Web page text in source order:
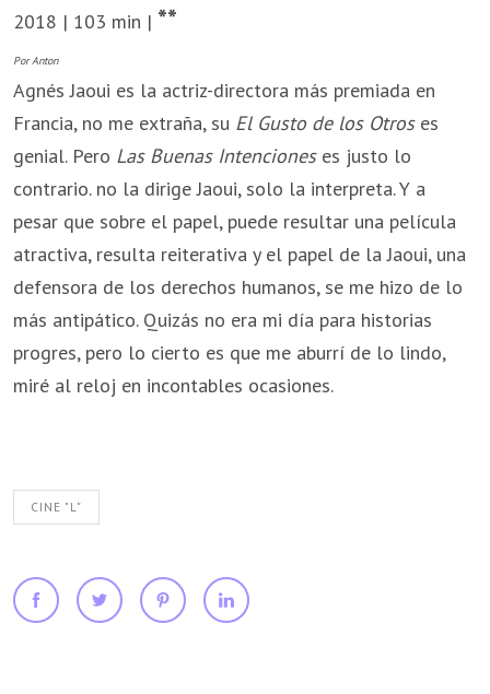
2018 | 103 min | **
Por Anton
Agnés Jaoui es la actriz-directora más premiada en
Francia, no me extraña, su El Gusto de los Otros es
genial. Pero Las Buenas Intencioneses justo lo
contrario. no la dirige Jaoui, solo la interpreta. Y a
pesar que sobre el papel, puede resultar una película
atractiva, resulta reiterativa y el papel de la Jaoui, una
defensora de los derechos humanos, se me hizo de lo
más antipático. Quizás no era mi día para historias
progres, pero lo cierto es que me aburrí de lo lindo,
miré al reloj en incontables ocasiones.
CINE "L"